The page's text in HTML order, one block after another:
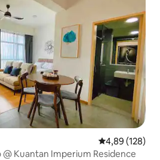
4,89 de uma
4,89 (128)
Kuantan Imperium Residence